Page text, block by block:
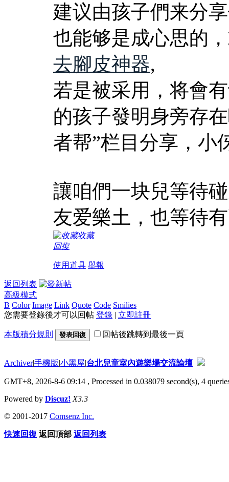
建议由孩子們来分
也能够是成心思的
去腳皮神器,
若是被采用，将會
的孩子發明身旁存
者帮”栏目分享，小
讓咱們一块兒等待
友爱樂土，也等待
收藏
回復
使用道具 舉報
返回列表
高級模式
B Color Image Link Quote Code Smilies
您需要登錄後才可以回帖 登錄 | 立即註冊
本版積分規則 發表回復 回帖後跳轉到最後一頁
Archiver|手機版|小黑屋|台北兒童室內遊樂場交流論壇
GMT+8, 2026-8-6 09:14 , Processed in 0.038079 second(s), 4
Powered by Discuz! X3.3
© 2001-2017 Comsenz Inc.
快速回復 返回頂部 返回列表